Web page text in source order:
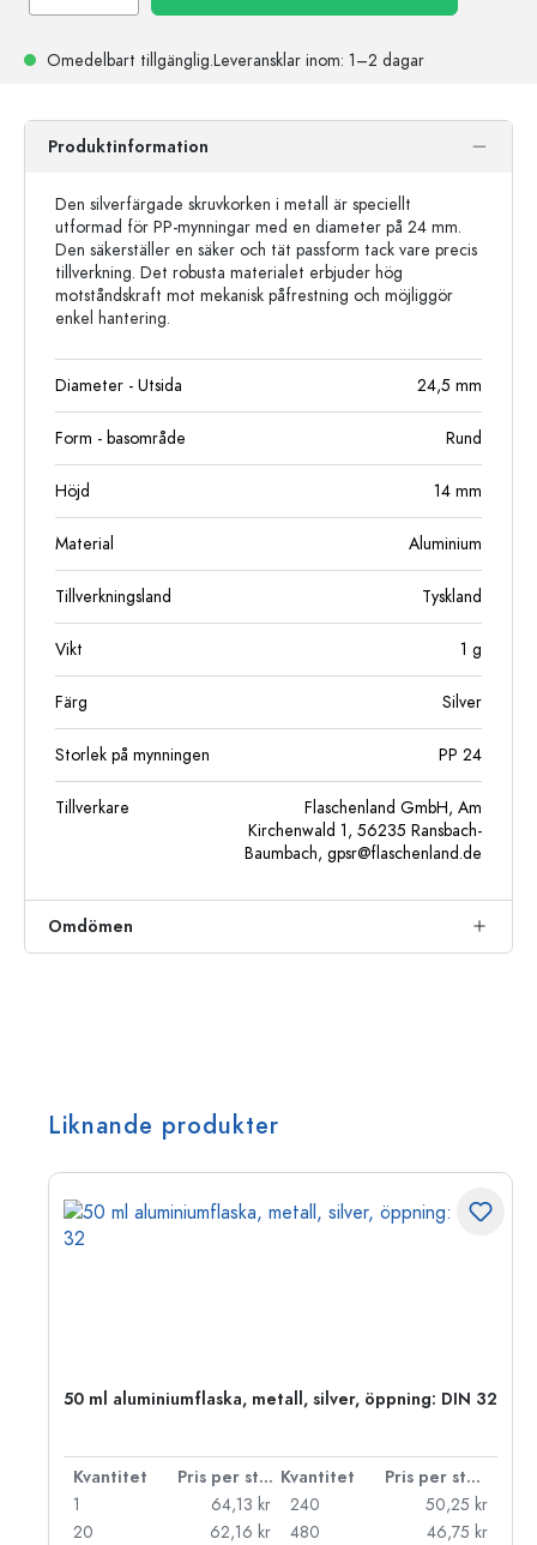
Omedelbart tillgänglig.Leveransklar inom: 1–2 dagar
Produktinformation
Den silverfärgade skruvkorken i metall är speciellt
utformad för PP-mynningar med en diameter på 24 mm.
Den säkerställer en säker och tät passform tack vare precis
tillverkning. Det robusta materialet erbjuder hög
motståndskraft mot mekanisk påfrestning och möjliggör
enkel hantering.
Diameter - Utsida 24,5 mm
Form - basområde Rund
Höjd 14 mm
Material Aluminium
Tillverkningsland Tyskland
Vikt 1 g
Färg Silver
Storlek på mynningen PP 24
Tillverkare
Flaschenland GmbH, Am
Kirchenwald 1, 56235 Ransbach-
Baumbach, gpsr@flaschenland.de
Omdömen
Liknande produkter
50 ml aluminiumflaska, metall, silver, öppning: DIN 32
Kvantitet Pris per styck Kvantitet
Pris per styck
1
64,13 kr
20
62,16 kr
240
50,25 kr
480
46,75 kr